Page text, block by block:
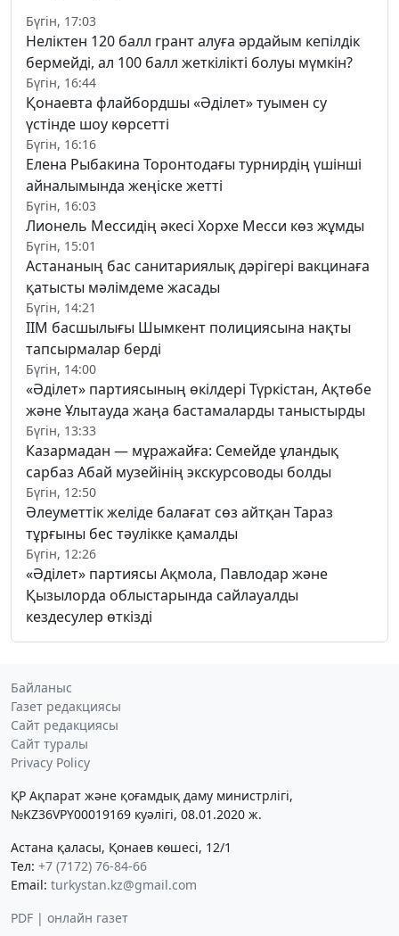
Бүгін, 17:03
Неліктен 120 балл грант алуға әрдайым кепілдік
бермейді, ал 100 балл жеткілікті болуы мүмкін?
Бүгін, 16:44
Қонаевта флайбордшы «Әділет» туымен су
үстінде шоу көрсетті
Бүгін, 16:16
Елена Рыбакина Торонтодағы турнирдің үшінші
айналымында жеңіске жетті
Бүгін, 16:03
Лионель Мессидің әкесі Хорхе Месси көз жұмды
Бүгін, 15:01
Астананың бас санитариялық дәрігері вакцинаға
қатысты мәлімдеме жасады
Бүгін, 14:21
ІІМ басшылығы Шымкент полициясына нақты
тапсырмалар берді
Бүгін, 14:00
«Әділет» партиясының өкілдері Түркістан, Ақтөбе
және Ұлытауда жаңа бастамаларды таныстырды
Бүгін, 13:33
Казармадан — мұражайға: Семейде ұландық
сарбаз Абай музейінің экскурсоводы болды
Бүгін, 12:50
Әлеуметтік желіде балағат сөз айтқан Тараз
тұрғыны бес тәулікке қамалды
Бүгін, 12:26
«Әділет» партиясы Ақмола, Павлодар және
Қызылорда облыстарында сайлауалды
кездесулер өткізді
Байланыс
Газет редакциясы
Сайт редакциясы
Сайт туралы
Privacy Policy
ҚР Ақпарат және қоғамдық даму министрлігі,
№KZ36VPY00019169 куәлігі, 08.01.2020 ж.
Астана қаласы, Қонаев көшесі, 12/1
Тел: +7 (7172) 76-84-66
Email: turkystan.kz@gmail.com
PDF | онлайн газет